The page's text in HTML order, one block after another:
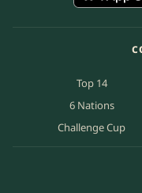
Top 14
6 Nations
Challenge Cup